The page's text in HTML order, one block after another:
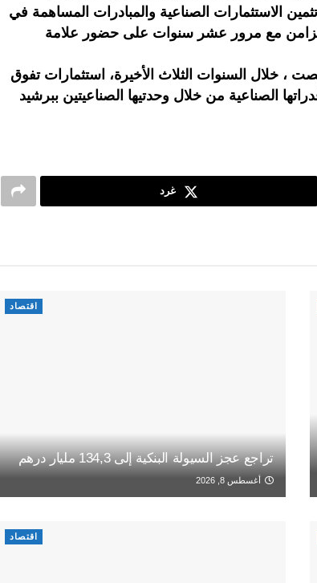
الاستثمارات الصناعية والمبادرات المساهمة في
تتزامن مع مرور عشر سنوات على حضور علامة
، خلال السنوات الثلاث الأخيرة، استثمارات تفوق
الصناعية من خلال وحدتيها الصناعيتين ببرشيد
غرد
اقتصاد
تراجع عجز السيولة البنكية إلى 134,3 مليار درهم
أغسطس 8, 2026
اقتصاد